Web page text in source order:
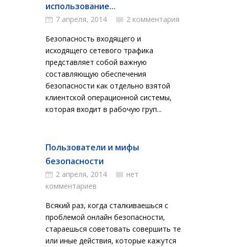
использование...
7 апреля, 2014
2 комментария
Безопасность входящего и
исходящего сетевого трафика
представляет собой важную
составляющую обеспечения
безопасности как отдельно взятой
клиентской операционной системы,
которая входит в рабочую груп...
Пользователи и мифы
безопасности
2 апреля, 2014
нет
комментариев
Всякий раз, когда сталкиваешься с
проблемой онлайн безопасности,
стараешься советовать совершить те
или иные действия, которые кажутся